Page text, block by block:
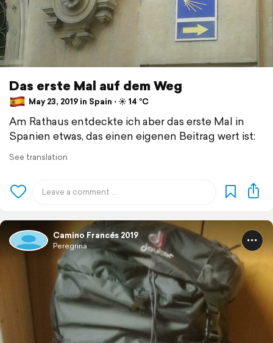
Das erste Mal auf dem Weg
May 23, 2019 in Spain ⋅ ☀️ 14 °C
Am Rathaus entdeckte ich aber das erste Mal in
Spanien etwas, das einen eigenen Beitrag wert ist:
See translation
Camino Francés 2019
Peregrina